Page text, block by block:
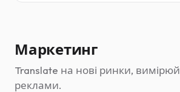
Маркетинг
Translate на нові ринки,
реклами.